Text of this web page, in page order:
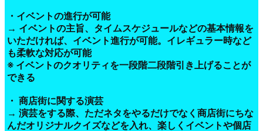
ングが可能
※ プロモートとコスト削減が期待できる
・イベントの進行が可能
→ イベントの主旨、タイムスケジュールなどの基本情報を
いただければ、イベント進行が可能。イレギュラー時など
※ イベントのクオリティを一段階二段階引き上げることが
できる